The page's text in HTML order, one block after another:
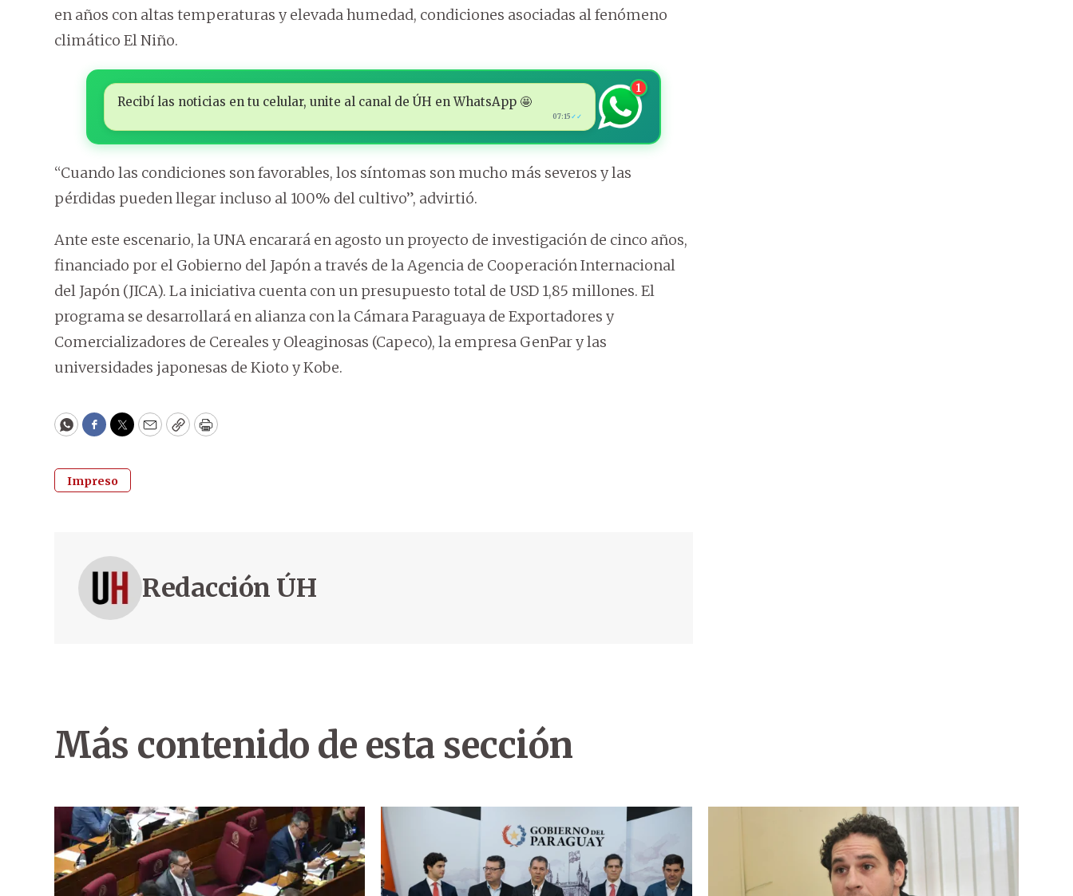
en años con altas temperaturas y elevada humedad, condiciones asociadas al fenómeno
climático El Niño.
Recibí las noticias en tu celular, unite al canal de ÚH en WhatsApp 🤩
07:15 ✓✓
1
“Cuando las condiciones son favorables, los síntomas son mucho más severos y las
pérdidas pueden llegar incluso al 100% del cultivo”, advirtió.
Ante este escenario, la UNA encarará en agosto un proyecto de investigación de cinco años,
financiado por el Gobierno del Japón a través de la Agencia de Cooperación Internacional
del Japón (JICA). La iniciativa cuenta con un presupuesto total de USD 1,85 millones. El
programa se desarrollará en alianza con la Cámara Paraguaya de Exportadores y
Comercializadores de Cereales y Oleaginosas (Capeco), la empresa GenPar y las
universidades japonesas de Kioto y Kobe.
WhatsApp
Facebook
Twitter
EmailCopyPrint
Impreso
Redacción ÚH
Más contenido de esta sección